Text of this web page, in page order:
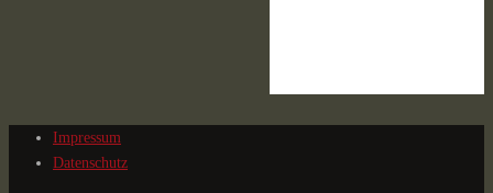
Impressum
Datenschutz